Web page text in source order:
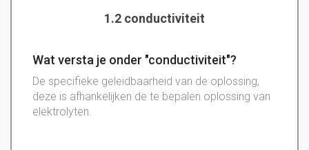
1.2 conductiviteit
Wat versta je onder "conductiviteit"?
De specifieke geleidbaarheid van de oplossing,
deze is afhankelijken de te bepalen oplossing van
elektrolyten.